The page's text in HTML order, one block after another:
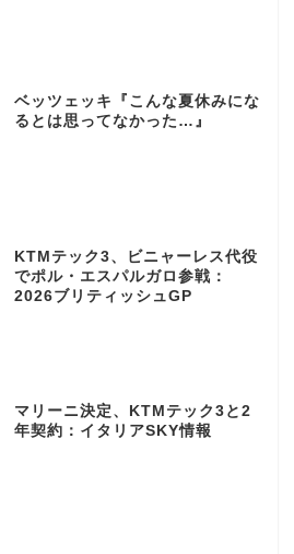
ベッツェッキ『こんな夏休みにな
るとは思ってなかった…』
KTMテック3、ビニャーレス代役
でポル・エスパルガロ参戦：
2026ブリティッシュGP
マリーニ決定、KTMテック3と2
年契約：イタリアSKY情報